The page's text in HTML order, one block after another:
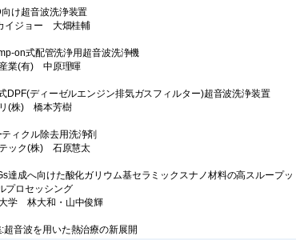
向け超音波洗浄装置
イジョー 大畑桂輔
on式配管洗浄用超音波洗浄機
業(有) 中原理暉
DPF(ディーゼルエンジン排気ガスフィルター)超音波洗浄装置
(株) 橋本芳樹
ティクル除去用洗浄剤
ック(株) 石原慧太
達成へ向けた酸化ガリウム基セラミックスナノ材料の高スループッ
プロセッシング
学 林大和・山中俊輝
超音波を用いた熱治療の新展開